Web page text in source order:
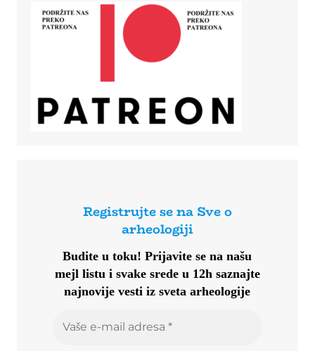
Registrujte se na Sve o
arheologiji
Budite u toku!Prijavite se na našu
mejl listu i svake srede u 12h saznajte
najnovije vesti iz sveta arheologije